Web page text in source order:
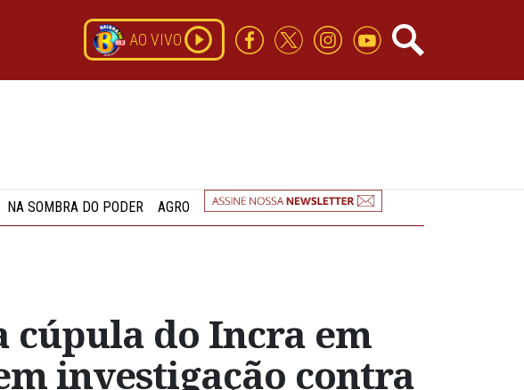
AO VIVO
NA SOMBRA DO PODER AGRO
cúpula do Incra em
investigação contra